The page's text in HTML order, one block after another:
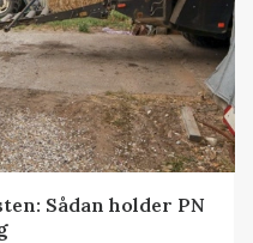
Sådan holder PN